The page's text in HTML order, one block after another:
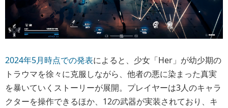
2024年5月時点での発表によると、少女「Her」が幼少期の
トラウマを徐々に克服しながら、他者の悪に染まった真実
を暴いていくストーリーが展開。プレイヤーは3人のキャラ
クターを操作できるほか、12の武器が実装されており、キ